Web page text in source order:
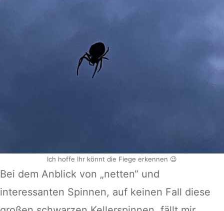
Ich hoffe Ihr könnt die Fiege erkennen 😉
Bei dem Anblick von „netten“ und
interessanten Spinnen, auf keinen Fall diese